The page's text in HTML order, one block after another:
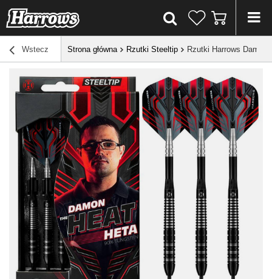
Wstecz Strona główna Rzutki Steeltip Rzutki Harrows Damon